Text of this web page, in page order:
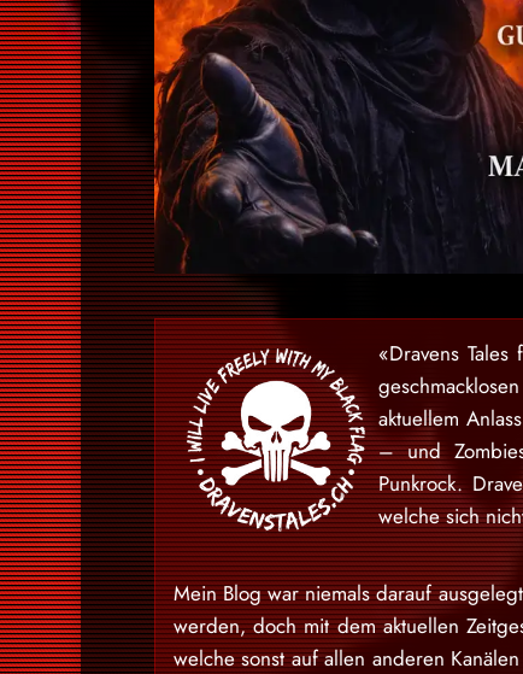
«Dravens
aktuellem
– und
Punkrock.
welche sich
Mein Blog war niemals darauf
werden, doch mit dem aktuellen
welche sonst auf allen anderen